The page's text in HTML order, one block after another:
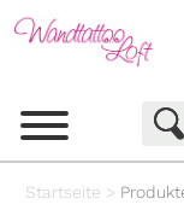
Startseite >